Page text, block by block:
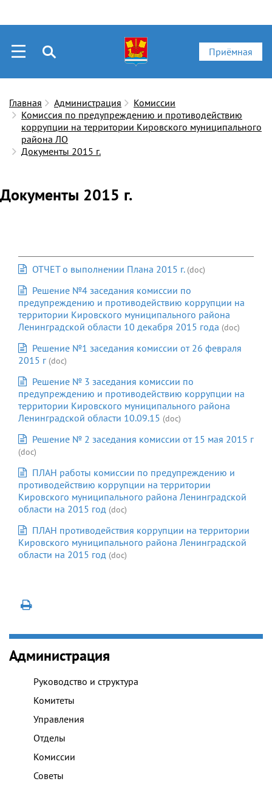
Приёмная
Главная Администрация
Комиссии
Комиссия по предупреждению и противодействию
коррупции на территории Кировского муниципального
района ЛО
Документы 2015 г.
Документы 2015 г.
ОТЧЕТ о выполнении Плана 2015 г. (doc)
Решение №4 заседания комиссии по
предупреждению и противодействию коррупции на
территории Кировского муниципального района
Ленинградской области 10 декабря 2015 года (doc)
Решение №1 заседания комиссии от 26 февраля
2015 г (doc)
Решение № 3 заседания комиссии по
предупреждению и противодействию коррупции на
территории Кировского муниципального района
Ленинградской области 10.09.15 (doc)
Решение № 2 заседания комиссии от 15 мая 2015 г
(doc)
ПЛАН работы комиссии по предупреждению и
противодействию коррупции на территории
Кировского муниципального района Ленинградской
области на 2015 год (doc)
ПЛАН противодействия коррупции на территории
Кировского муниципального района Ленинградской
области на 2015 год (doc)
Администрация
Руководство и структура
Комитеты
Управления
Отделы
Комиссии
Советы